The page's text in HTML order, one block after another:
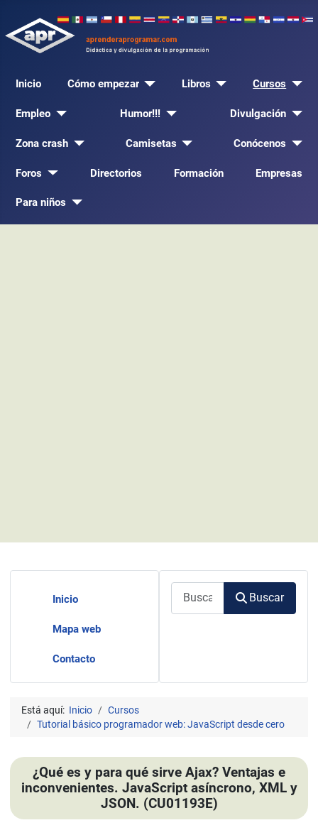
Inicio Cómo empezar Libros Cursos
Empleo Humor!!! Divulgación
Zona crash Camisetas Conócenos
Foros Directorios Formación Empresas
Para niños
Inicio
Mapa web
Contacto
Buscar
Está aquí: Inicio
Cursos
Tutorial básico programador web: JavaScript desde cero
¿Qué es y para qué sirve Ajax? Ventajas e
inconvenientes. JavaScript asíncrono, XML y
JSON. (CU01193E)